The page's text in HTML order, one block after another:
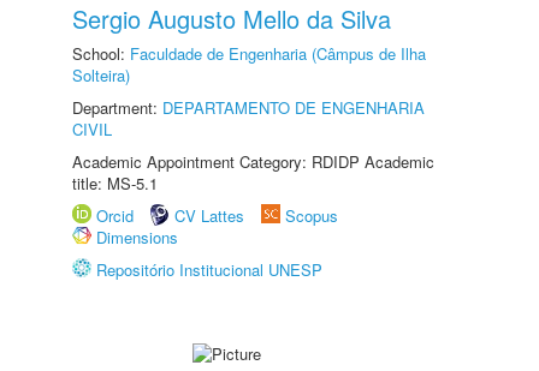
Sergio Augusto Mello da Silva
School: Faculdade de Engenharia (Câmpus de Ilha
Solteira)
Department: DEPARTAMENTO DE ENGENHARIA
CIVIL
Academic Appointment Category: RDIDP Academic
title: MS-5.1
Orcid
CV Lattes
Scopus
Dimensions
Repositório Institucional UNESP